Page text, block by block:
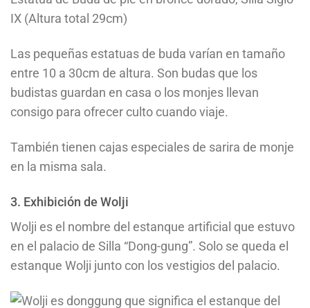
IX (Altura total 29cm)
Las pequeñas estatuas de buda varían en tamaño
entre 10 a 30cm de altura. Son budas que los
budistas guardan en casa o los monjes llevan
consigo para ofrecer culto cuando viaje.
También tienen cajas especiales de sarira de monje
en la misma sala.
3. Exhibición de Wolji
Wolji es el nombre del estanque artificial que estuvo
en el palacio de Silla “Dong-gung”. Solo se queda el
estanque Wolji junto con los vestigios del palacio.